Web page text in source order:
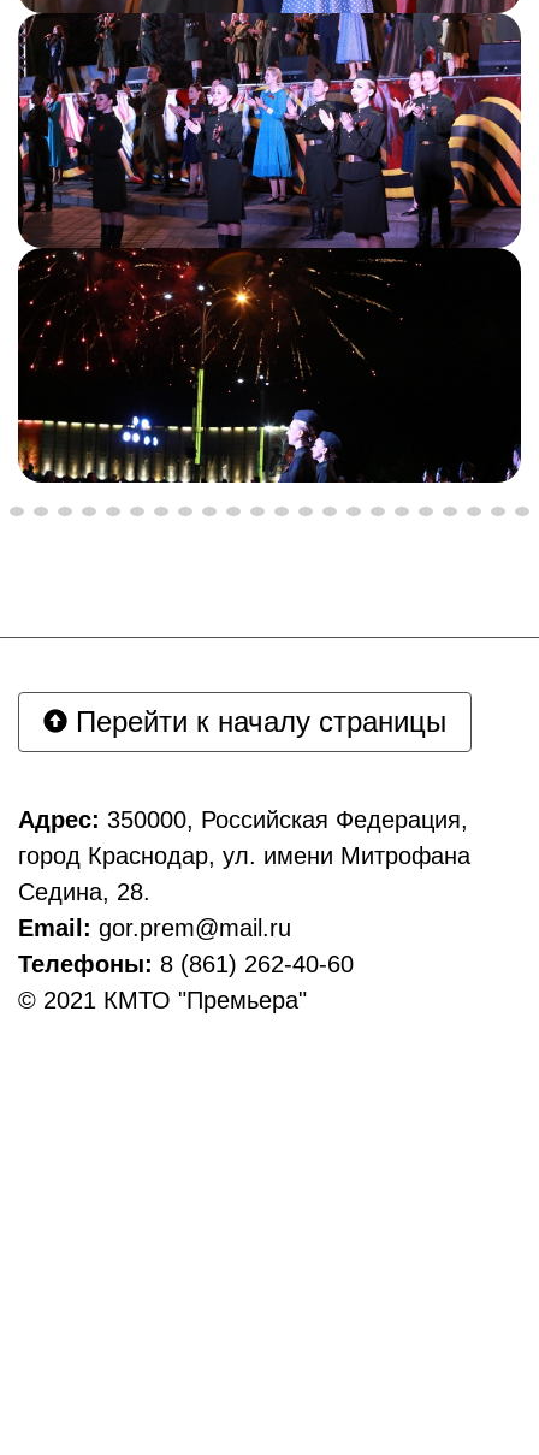
Перейти к началу страницы
Адрес: 350000, Российская Федерация,
город Краснодар, ул. имени Митрофана
Седина, 28.
Email: gor.prem@mail.ru
Телефоны: 8 (861) 262-40-60
© 2021 КМТО "Премьера"